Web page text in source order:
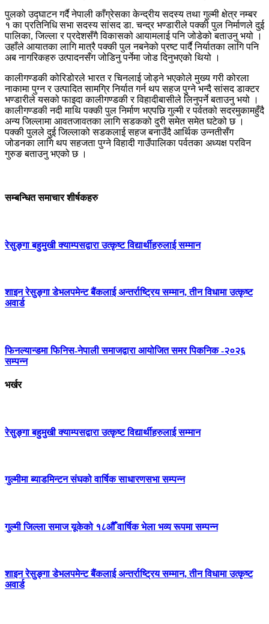
पुलको उद्घाटन गर्दै नेपाली काँग्रेसका केन्द्रीय सदस्य तथा गुल्मी क्षेत्र नम्बर
१ का प्रतिनिधि सभा सदस्य सांसद डा. चन्द्र भण्डारीले पक्की पुल निर्माणले दुई
पालिका, जिल्ला र प्रदेशसँगै विकासको आयामलाई पनि जोडेको बताउनु भयो ।
उहाँले आयातका लागि मात्रै पक्की पुल नबनेको प्रष्ट पार्दै निर्यातका लागि पनि
अब नागरिकहरु उत्पादनसँग जोडिनु पर्नेमा जोड दिनुभएको थियो ।
कालीगण्डकी कोरिडोरले भारत र चिनलाई जोड्ने भएकोले मुख्य गरी कोरला
नाकामा पुग्न र उत्पादित सामग्रि निर्यात गर्न थप सहज पुग्ने भन्दै सांसद डाक्टर
भण्डारीले यसको फाइदा कालीगण्डकी र विहादीबासीले लिनुपर्ने बताउनु भयो ।
कालीगण्डकी नदी माथि पक्की पुल निर्माण भएपछि गुल्मी र पर्वतको सदरमुकामहुँदै
अन्य जिल्लामा आवतजावतका लागि सडकको दुरी समेत समेत घटेको छ ।
पक्की पुलले दुई जिल्लाको सडकलाई सहज बनाउँदै आर्थिक उन्नतीसँग
जोडनका लागि थप सहजता पुग्ने विहादी गाउँपालिका पर्वतका अध्यक्ष परविन
गुरुङ बताउनु भएको छ ।
सम्बन्धित समाचार शीर्षकहरु
रेसुङ्गा बहुमुखी क्याम्पसद्वारा उत्कृष्ट विद्यार्थीहरुलाई सम्मान
शाइन रेसुङ्गा डेभलपमेन्ट बैंकलाई अन्तर्राष्ट्रिय सम्मान, तीन विधामा उत्कृष्ट
अवार्ड
फिनल्यान्डमा फिनिस-नेपाली समाजद्वारा आयोजित समर पिकनिक -२०२६
सम्पन्न
भर्खर
रेसुङ्गा बहुमुखी क्याम्पसद्वारा उत्कृष्ट विद्यार्थीहरुलाई सम्मान
गुल्मीमा ब्याडमिन्टन संघको वार्षिक साधारणसभा सम्पन्न
गुल्मी जिल्ला समाज यूकेको १८औँ वार्षिक भेला भव्य रूपमा सम्पन्न
शाइन रेसुङ्गा डेभलपमेन्ट बैंकलाई अन्तर्राष्ट्रिय सम्मान, तीन विधामा उत्कृष्ट
अवार्ड